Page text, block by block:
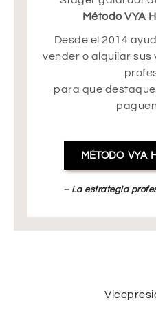
Método VYA
Desde el 2014
vender o alquilar sus
para que
MÉTODO VYA
– La estrategia